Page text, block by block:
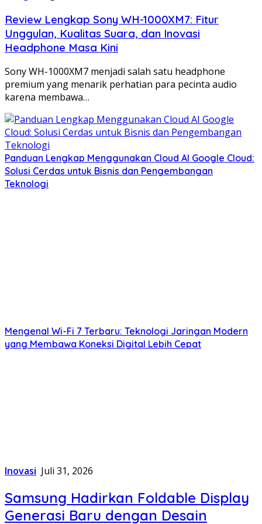
Review Lengkap Sony WH-1000XM7: Fitur
Unggulan, Kualitas Suara, dan Inovasi
Headphone Masa Kini
Sony WH-1000XM7 menjadi salah satu headphone
premium yang menarik perhatian para pecinta audio
karena membawa…
Panduan Lengkap Menggunakan Cloud AI Google Cloud:
Solusi Cerdas untuk Bisnis dan Pengembangan
Teknologi
Mengenal Wi-Fi 7 Terbaru: Teknologi Jaringan Modern
yang Membawa Koneksi Digital Lebih Cepat
Inovasi Juli 31, 2026
Samsung Hadirkan Foldable Display
Generasi Baru dengan Desain